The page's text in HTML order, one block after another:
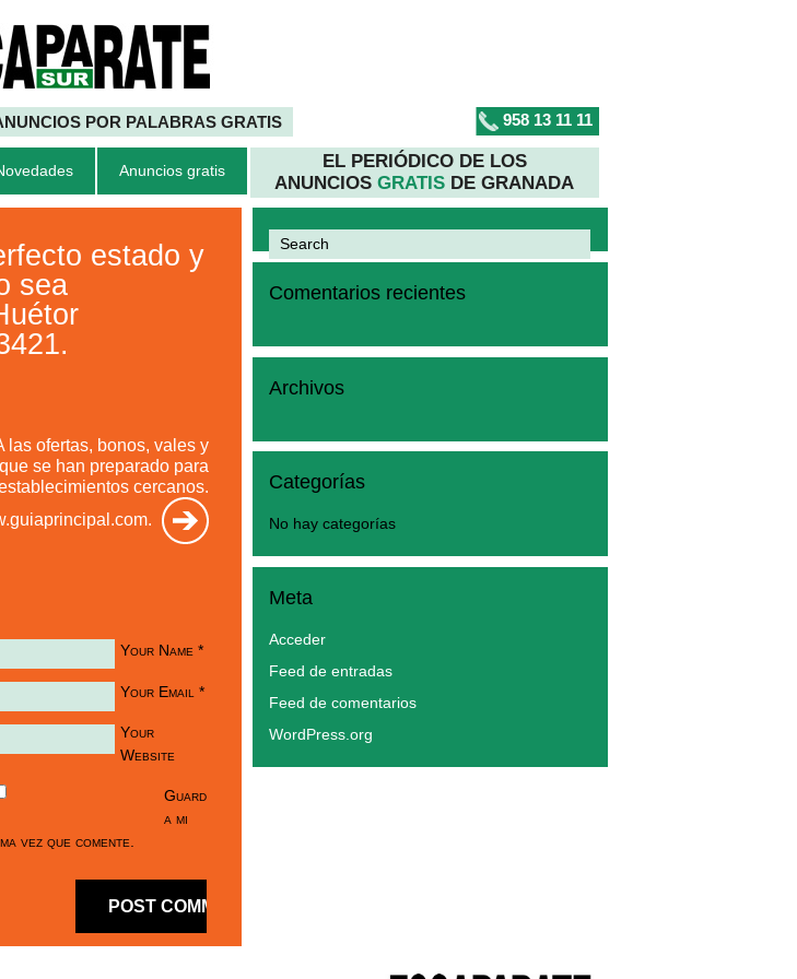
POR PALABRAS GRATIS 958 13 11 11
Anuncios gratis
EL PERIÓDICO DE LOS
ANUNCIOSGRATIS DE GRANADA
estado y
sea
las ofertas, bonos, vales y
se han preparado para
cercanos.
Your Name *
Your Email *
Your
Website
Guard
a mi
vez que comente.
Comentarios recientes
Archivos
Categorías
No hay categorías
Meta
Acceder
Feed de entradas
Feed de comentarios
WordPress.org